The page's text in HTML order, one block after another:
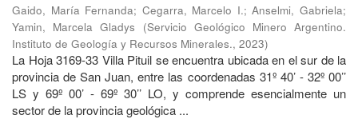
Gaido, María Fernanda; Cegarra, Marcelo I.;Anselmi, Gabriela;
Yamin, Marcela Gladys
(Servicio Geológico Minero Argentino.
Instituto de Geología y Recursos Minerales., 2023)
La Hoja 3169-33 Villa Pituil se encuentra ubicada en el sur de la
provincia de San Juan, entre las coordenadas 31º 40’ - 32º 00’’
LS y 69º 00’ - 69º 30’’ LO, y comprende esencialmente un
sector de la provincia geológica ...